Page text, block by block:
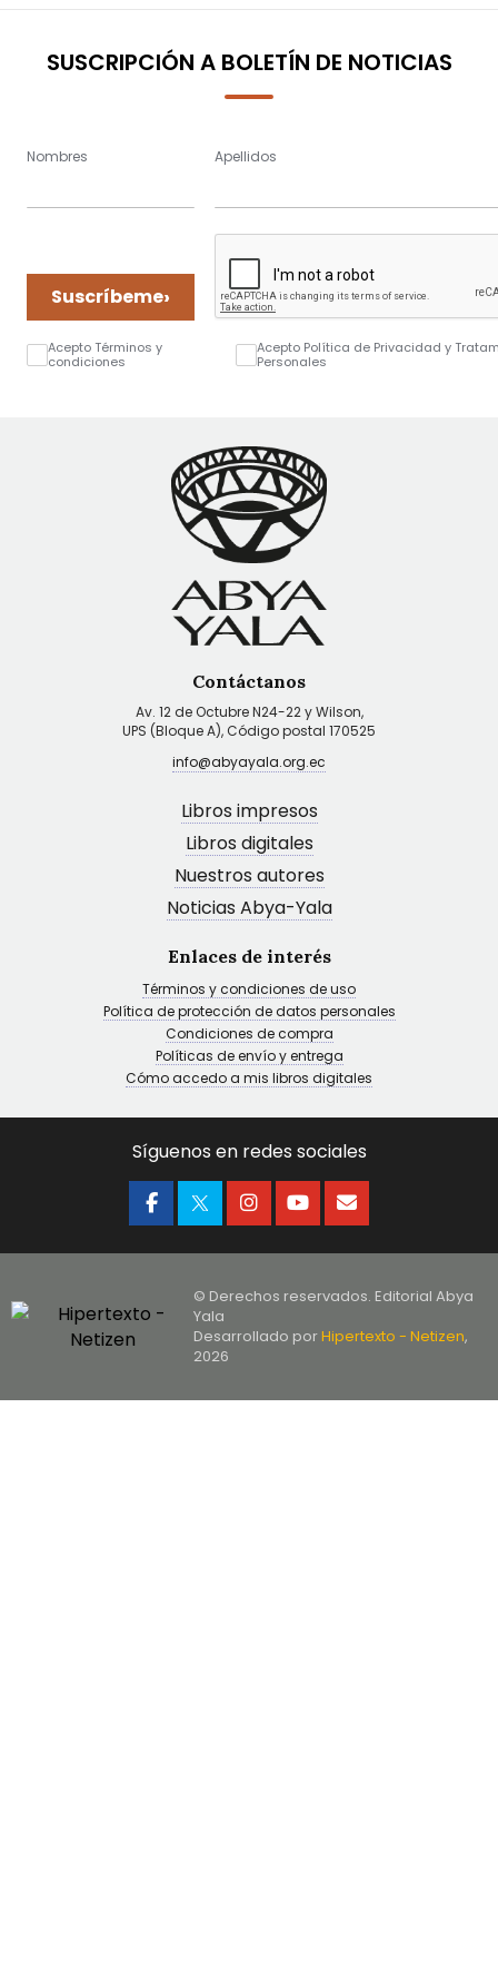
SUSCRIPCIÓN A BOLETÍN DE NOTICIAS
Nombres Apellidos
Suscríbeme›
Acepto Términos y
condiciones
Acepto Política de Privacidad y
Personales
Contáctanos
Av. 12 de Octubre N24-22 y Wilson,
UPS (Bloque A), Código postal 170525
info@abyayala.org.ec
Libros impresos
Libros digitales
Nuestros autores
Noticias Abya-Yala
Enlaces de interés
Términos y condiciones de uso
Política de protección de datos personales
Condiciones de compra
Políticas de envío y entrega
Cómo accedo a mis libros digitales
Síguenos en redes sociales
© Derechos reservados. Editorial Abya
Yala
Desarrollado porHipertexto - Netizen,
2026